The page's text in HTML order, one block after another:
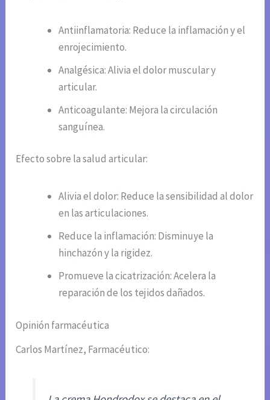
Antiinflamatoria: Reduce la inflamación y el
enrojecimiento.
Analgésica: Alivia el dolor muscular y
articular.
Anticoagulante: Mejora la circulación
sanguínea.
Efecto sobre la salud articular:
Alivia el dolor: Reduce la sensibilidad al dolor
en las articulaciones.
Reduce la inflamación: Disminuye la
hinchazón y la rigidez.
Promueve la cicatrización: Acelera la
reparación de los tejidos dañados.
Opinión farmacéutica
Carlos Martínez, Farmacéutico: